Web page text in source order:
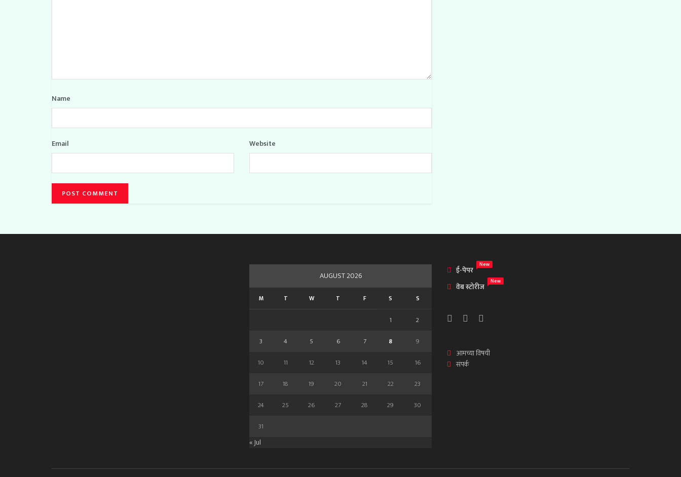
Name
Email Website
AUGUST 2026
M T W T F S S
1
2
3
4 5 6 7 8
9
10
11 12 13 14 15
16
17
18 19 20 21 22
23
24
25 26 27 28 29
30
31
« Jul
ई-पेपर New
वेब स्टोरीज New
आमच्या विषयी
संपर्क